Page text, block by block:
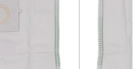
PASSION 3500
PASSION 3544